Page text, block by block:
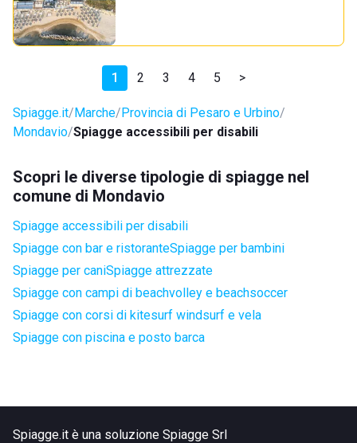
1 2 3 4 5 >
Spiagge.it Marche Provincia di Pesaro e Urbino
Mondavio Spiagge accessibili per disabili
Scopri le diverse tipologie di spiagge nel
comune di Mondavio
Spiagge accessibili per disabili
Spiagge con bar e ristoranteSpiagge per bambini
Spiagge per caniSpiagge attrezzate
Spiagge con campi di beachvolley e beachsoccer
Spiagge con corsi di kitesurf windsurf e vela
Spiagge con piscina e posto barca
Spiagge.it è una soluzione Spiagge Srl